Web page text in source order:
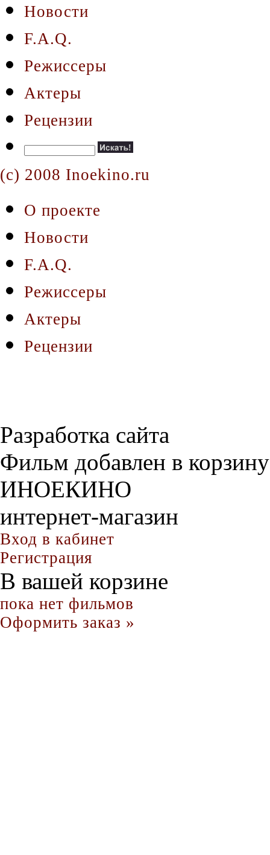
Новости
F.A.Q.
Режиссеры
Актеры
Рецензии
(c) 2008 Inoekino.ru
О проекте
Новости
F.A.Q.
Режиссеры
Актеры
Рецензии
Разработка сайта
Фильм добавлен в корзину
ИНОЕКИНО
интернет-магазин
Вход в кабинет
Регистрация
В вашей корзине
пока нет фильмов
Оформить заказ »